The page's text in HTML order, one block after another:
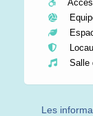
Salle
Les